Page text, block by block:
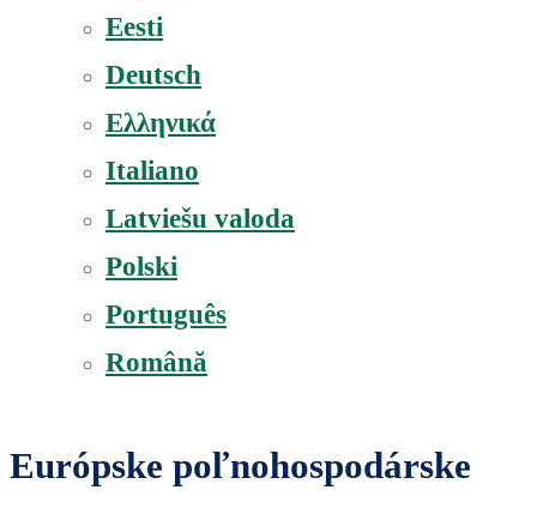
Eesti
Deutsch
Ελληνικά
Italiano
Latviešu valoda
Polski
Português
Română
Európske poľnohospodárske